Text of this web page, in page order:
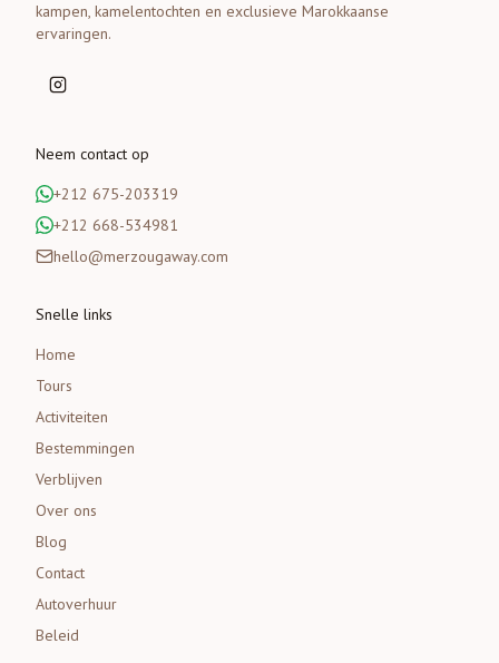
kampen, kamelentochten en exclusieve Marokkaanse
ervaringen.
Neem contact op
+212 675-203319
+212 668-534981
hello@merzougaway.com
Snelle links
Home
Tours
Activiteiten
Bestemmingen
Verblijven
Over ons
Blog
Contact
Autoverhuur
Beleid